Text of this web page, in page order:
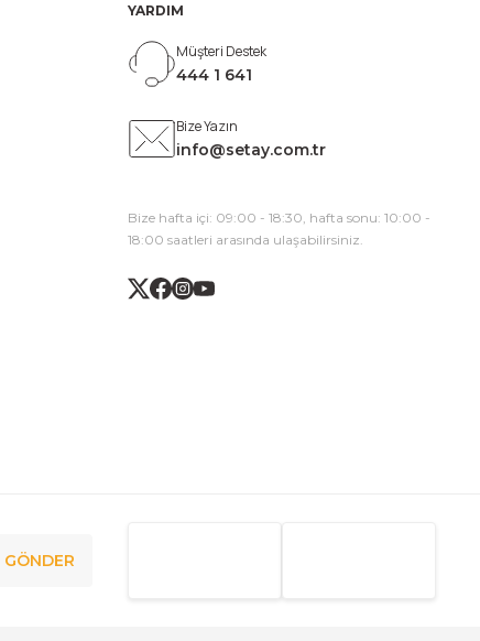
YARDIM
Müşteri Destek
444 1 641
Bize Yazın
info@setay.com.tr
Bize hafta içi: 09:00 - 18:30, hafta sonu: 10:00 -
18:00 saatleri arasında ulaşabilirsiniz.
GÖNDER